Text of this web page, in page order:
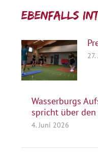
Ebenfalls
Wasserburgs
spricht über
4. Juni 2026